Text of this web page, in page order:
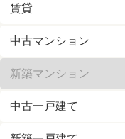
賃貸
中古マンション
新築マンション
中古一戸建て